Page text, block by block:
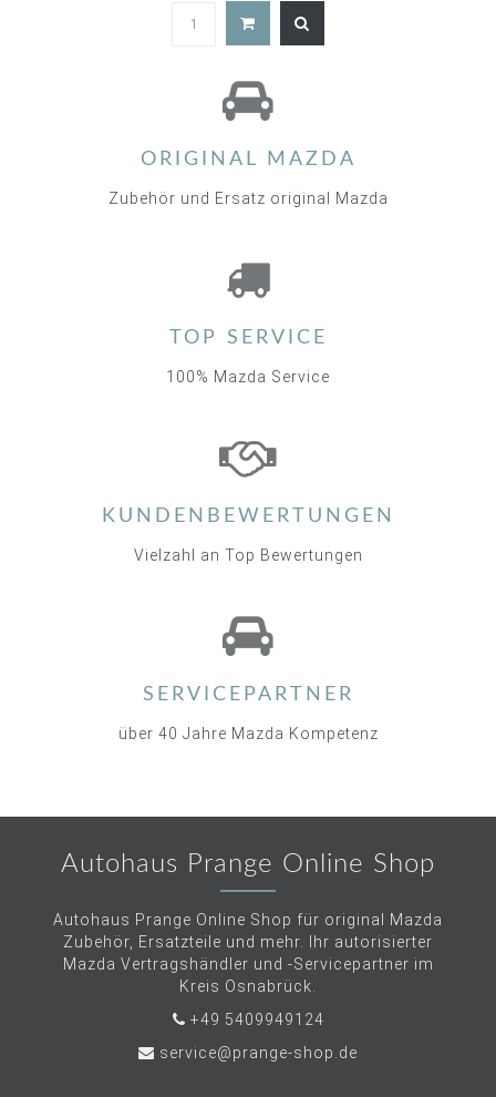
ORIGINAL MAZDA
Zubehör und Ersatz original Mazda
TOP SERVICE
100% Mazda Service
KUNDENBEWERTUNGEN
Vielzahl an Top Bewertungen
SERVICEPARTNER
über 40 Jahre Mazda Kompetenz
Autohaus Prange Online Shop
Autohaus Prange Online Shop für original Mazda
Zubehör, Ersatzteile und mehr. Ihr autorisierter
Mazda Vertragshändler und -Servicepartner im
Kreis Osnabrück.
+49 5409949124
service@prange-shop.de